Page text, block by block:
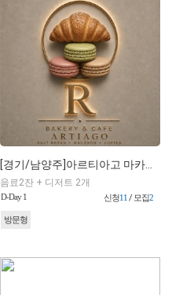
음료2잔 + 디저트 2개
D-Day 1 신청11 / 모집2
방문형